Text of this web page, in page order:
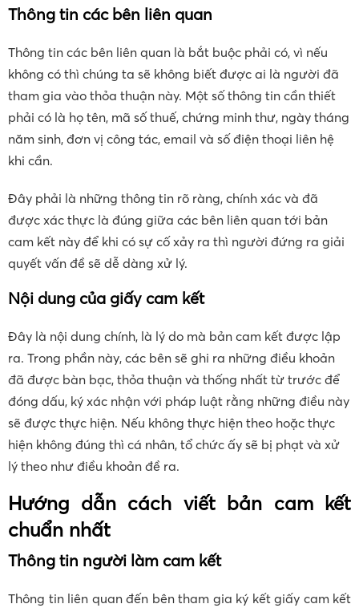
Thông tin các bên liên quan
Thông tin các bên liên quan là bắt buộc phải có, vì nếu
không có thì chúng ta sẽ không biết được ai là người đã
tham gia vào thỏa thuận này. Một số thông tin cần thiết
phải có là họ tên, mã số thuế, chứng minh thư, ngày tháng
năm sinh, đơn vị công tác, email và số điện thoại liên hệ
khi cần.
Đây phải là những thông tin rõ ràng, chính xác và đã
được xác thực là đúng giữa các bên liên quan tới bản
cam kết này để khi có sự cố xảy ra thì người đứng ra giải
quyết vấn đề sẽ dễ dàng xử lý.
Nội dung của giấy cam kết
Đây là nội dung chính, là lý do mà bản cam kết được lập
ra. Trong phần này, các bên sẽ ghi ra những điều khoản
đã được bàn bạc, thỏa thuận và thống nhất từ trước để
đóng dấu, ký xác nhận với pháp luật rằng những điều này
sẽ được thực hiện. Nếu không thực hiện theo hoặc thực
hiện không đúng thì cá nhân, tổ chức ấy sẽ bị phạt và xử
lý theo như điều khoản đề ra.
Hướng dẫn cách viết bản cam kết
chuẩn nhất
Thông tin người làm cam kết
Thông tin liên quan đến bên tham gia ký kết giấy cam kết